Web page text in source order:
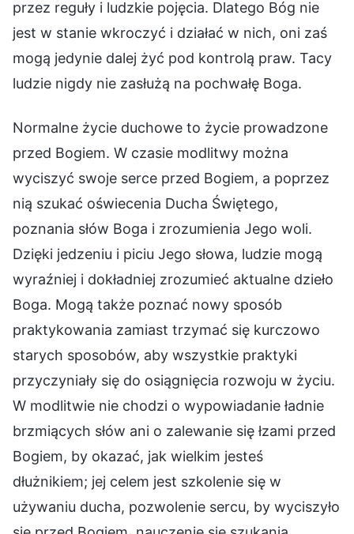
przez reguły i ludzkie pojęcia. Dlatego Bóg nie
jest w stanie wkroczyć i działać w nich, oni zaś
mogą jedynie dalej żyć pod kontrolą praw. Tacy
ludzie nigdy nie zasłużą na pochwałę Boga.
Normalne życie duchowe to życie prowadzone
przed Bogiem. W czasie modlitwy można
wyciszyć swoje serce przed Bogiem, a poprzez
nią szukać oświecenia Ducha Świętego,
poznania słów Boga i zrozumienia Jego woli.
Dzięki jedzeniu i piciu Jego słowa, ludzie mogą
wyraźniej i dokładniej zrozumieć aktualne dzieło
Boga. Mogą także poznać nowy sposób
praktykowania zamiast trzymać się kurczowo
starych sposobów, aby wszystkie praktyki
przyczyniały się do osiągnięcia rozwoju w życiu.
W modlitwie nie chodzi o wypowiadanie ładnie
brzmiących słów ani o zalewanie się łzami przed
Bogiem, by okazać, jak wielkim jesteś
dłużnikiem; jej celem jest szkolenie się w
używaniu ducha, pozwolenie sercu, by wyciszyło